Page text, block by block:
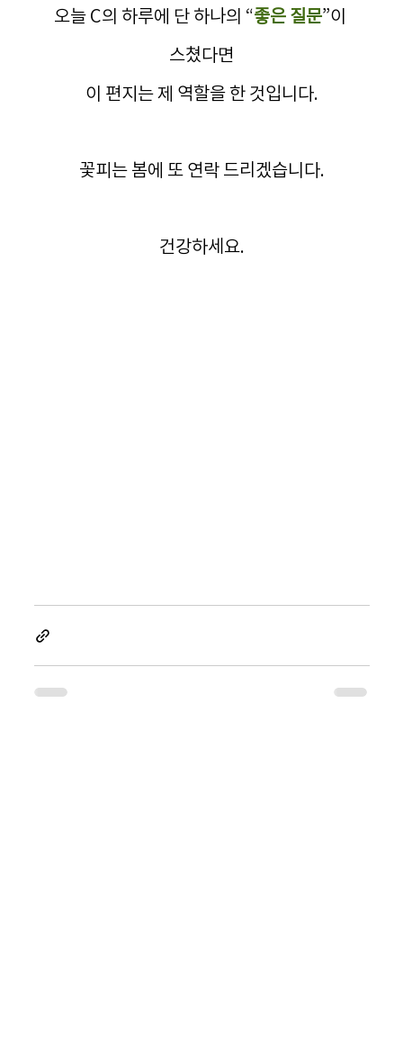
오늘 C의 하루에 단 하나의 “좋은 질문”이
스쳤다면
이 편지는 제 역할을 한 것입니다.
꽃피는 봄에 또 연락 드리겠습니다.
건강하세요.